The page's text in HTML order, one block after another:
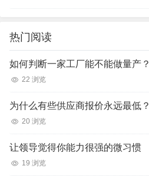
热门阅读
如何判断一家工厂能不能做量产？
22 浏览
为什么有些供应商报价永远最低？
20 浏览
让领导觉得你能力很强的微习惯
19 浏览